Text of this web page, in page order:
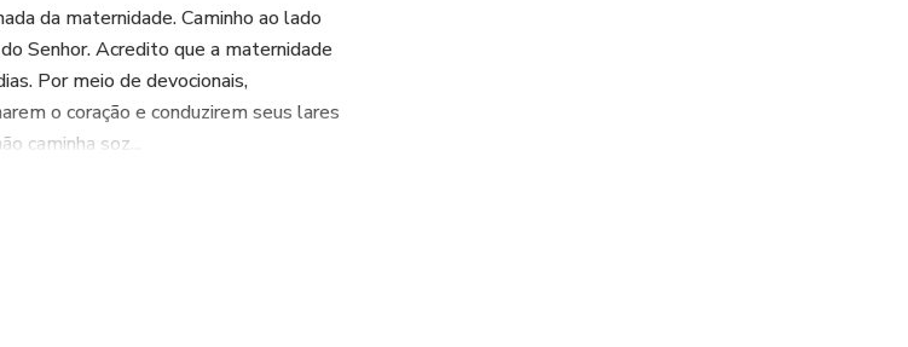
da maternidade. Caminho ao lado
Senhor. Acredito que a maternidade
Por meio de devocionais,
o coração e conduzirem seus lares
caminha soz...